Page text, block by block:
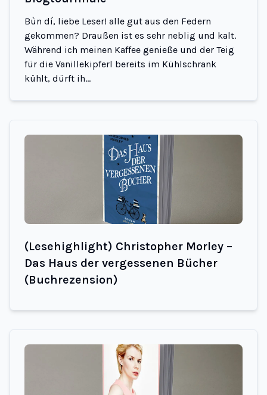
Bùn dí, liebe Leser! alle gut aus den Federn
gekommen? Draußen ist es sehr neblig und kalt.
Während ich meinen Kaffee genieße und der Teig
für die Vanillekipferl bereits im Kühlschrank
kühlt, dürft ih...
(Lesehighlight) Christopher Morley –
Das Haus der vergessenen Bücher
(Buchrezension)